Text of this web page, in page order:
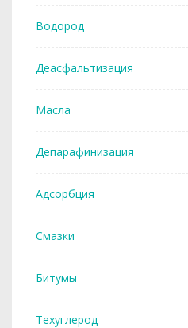
Водород
Деасфальтизация
Масла
Депарафинизация
Адсорбция
Смазки
Битумы
Техуглерод